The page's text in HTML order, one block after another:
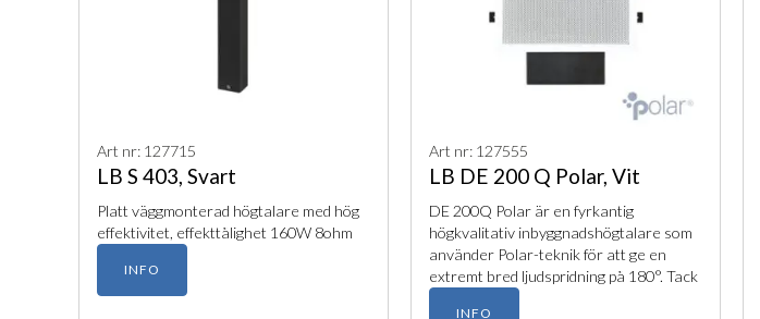
Art nr: 127715
LB S 403, Svart
Platt väggmonterad högtalare med hög
effektivitet, effekttålighet 160W 8ohm
INFO
Art nr: 127555
LB DE 200 Q Polar, Vit
DE 200Q Polar är en fyrkantig
högkvalitativ inbyggnadshögtalare som
använder Polar-teknik för att ge en
extremt bred ljudspridning på 180°. Tack
INFO